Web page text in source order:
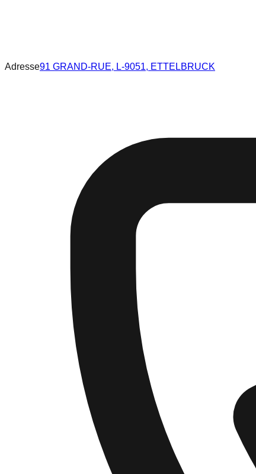
Adresse91 GRAND-RUE, L-9051, ETTELBRUCK